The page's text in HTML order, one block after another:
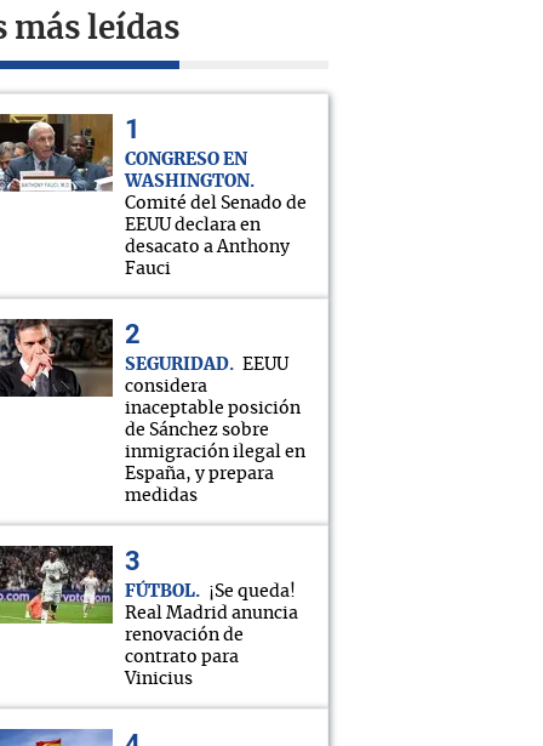
más leídas
CONGRESO EN
WASHINGTON
Comité del Senado de
EEUU declara en
desacato a Anthony
Fauci
SEGURIDAD
EEUU
considera
inaceptable posición
de Sánchez sobre
inmigración ilegal en
España, y prepara
medidas
FÚTBOL
¡Se queda!
Real Madrid anuncia
renovación de
contrato para
Vinicius